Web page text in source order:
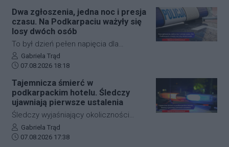
całkowicie zablokowana.
długoterminową umowę partnerską,
która ma obejmować m.in. wymianę
doświadczeń, rozwój szkolenia
młodzieży oraz obserwację i
pozyskiwanie utalentowanych
zawodników z regionu.
Dwa zgłoszenia, jedna noc i presja
czasu. Na Podkarpaciu ważyły się
losy dwóch osób
To był dzień pełen napięcia dla
funkcjonariuszy z powiatu niżańskiego.
W ciągu zaledwie kilkunastu godzin
służby ratunkowe musiały
przeprowadzić dwie niezależne,
intensywne akcje poszukiwawcze. W
obu przypadkach chodziło o ludzkie
życie, a kluczową rolę odegrał czas.
Dzięki błyskawicznej mobilizacji policji,
Autor artykułu:
Gabriela Trąd
Data dodania artykułu:
07.08.2026 18:18
Tajemnicza śmierć w
podkarpackim hotelu. Śledczy
ujawniają pierwsze ustalenia
Śledczy wyjaśniający okoliczności
tragicznego zdarzenia na terenie
jednego z sanockich hoteli dysponują
Autor artykułu:
Gabriela Trąd
Data dodania artykułu:
07.08.2026 17:38